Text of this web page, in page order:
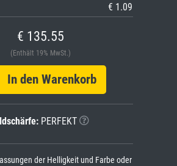
€ 1.09
€ 135.55
(Enthält 19% MwSt.)
den Warenkorb
PERFEKT
der Helligkeit und Farbe oder